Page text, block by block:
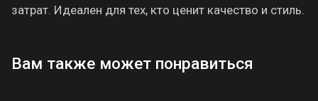
затрат. Идеален для тех, кто ценит качество и стиль.
Вам также может понравиться